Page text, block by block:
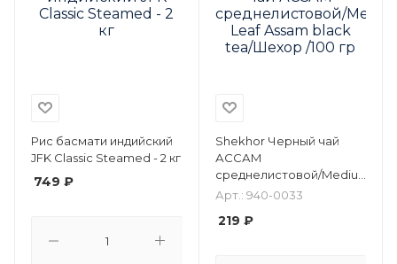
Рис басмати индийский
JFK Classic Steamed - 2 кг
749 ₽
Shekhor Черный чай
АССАМ
среднелистовой/Medium
Leaf Assam black tea/
Арт.: 940-0033
219 ₽